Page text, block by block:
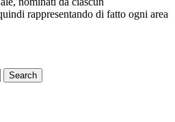
rappresentando di fatto ogni area